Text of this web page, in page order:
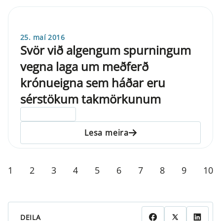
25. maí 2016
Svör við algengum spurningum
vegna laga um meðferð
krónueigna sem háðar eru
sérstökum takmörkunum
Lesa meira
1 2 3 4 5 6 7 8 9 10
DEILA